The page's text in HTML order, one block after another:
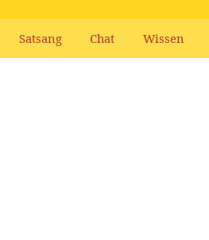
Satsang Chat Wissen